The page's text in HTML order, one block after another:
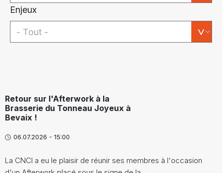
Enjeux
Retour sur l'Afterwork à la
Brasserie du Tonneau Joyeux à
Bevaix !
06.07.2026 - 15:00
La CNCI a eu le plaisir de réunir ses membres à l'occasion